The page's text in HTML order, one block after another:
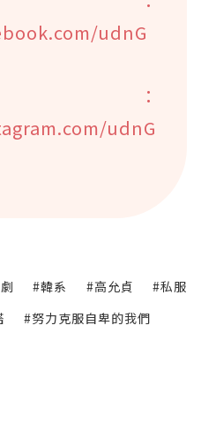
udnG
udnG
#韓系 #高允貞
#私服
#努力克服自卑的我們